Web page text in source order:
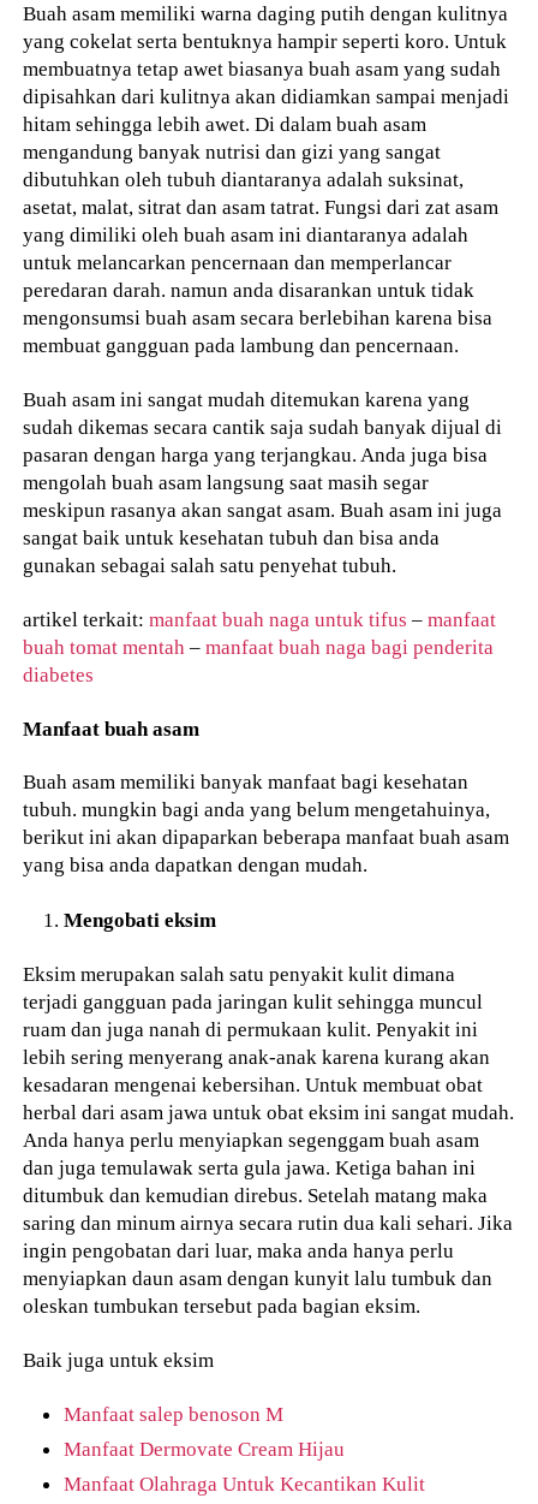
Buah asam memiliki warna daging putih dengan kulitnya
yang cokelat serta bentuknya hampir seperti koro. Untuk
membuatnya tetap awet biasanya buah asam yang sudah
dipisahkan dari kulitnya akan didiamkan sampai menjadi
hitam sehingga lebih awet. Di dalam buah asam
mengandung banyak nutrisi dan gizi yang sangat
dibutuhkan oleh tubuh diantaranya adalah suksinat,
asetat, malat, sitrat dan asam tatrat. Fungsi dari zat asam
yang dimiliki oleh buah asam ini diantaranya adalah
untuk melancarkan pencernaan dan memperlancar
peredaran darah. namun anda disarankan untuk tidak
mengonsumsi buah asam secara berlebihan karena bisa
membuat gangguan pada lambung dan pencernaan.
Buah asam ini sangat mudah ditemukan karena yang
sudah dikemas secara cantik saja sudah banyak dijual di
pasaran dengan harga yang terjangkau. Anda juga bisa
mengolah buah asam langsung saat masih segar
meskipun rasanya akan sangat asam. Buah asam ini juga
sangat baik untuk kesehatan tubuh dan bisa anda
gunakan sebagai salah satu penyehat tubuh.
artikel terkait:manfaat buah naga untuk tifus –manfaat
buah tomat mentah –manfaat buah naga bagi penderita
diabetes
Manfaat buah asam
Buah asam memiliki banyak manfaat bagi kesehatan
tubuh. mungkin bagi anda yang belum mengetahuinya,
berikut ini akan dipaparkan beberapa manfaat buah asam
yang bisa anda dapatkan dengan mudah.
Mengobati eksim
Eksim merupakan salah satu penyakit kulit dimana
terjadi gangguan pada jaringan kulit sehingga muncul
ruam dan juga nanah di permukaan kulit. Penyakit ini
lebih sering menyerang anak-anak karena kurang akan
kesadaran mengenai kebersihan. Untuk membuat obat
herbal dari asam jawa untuk obat eksim ini sangat mudah.
Anda hanya perlu menyiapkan segenggam buah asam
dan juga temulawak serta gula jawa. Ketiga bahan ini
ditumbuk dan kemudian direbus. Setelah matang maka
saring dan minum airnya secara rutin dua kali sehari. Jika
ingin pengobatan dari luar, maka anda hanya perlu
menyiapkan daun asam dengan kunyit lalu tumbuk dan
oleskan tumbukan tersebut pada bagian eksim.
Baik juga untuk eksim
Manfaat salep benoson M
Manfaat Dermovate Cream Hijau
Manfaat Olahraga Untuk Kecantikan Kulit